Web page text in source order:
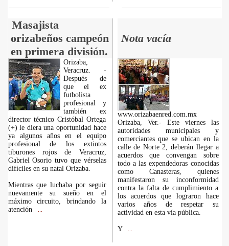
Masajista
orizabeños campeón
en primera división.
Nota vacía
Orizaba,
Veracruz. -
Después de
que el ex
futbolista
profesional y
también ex
director técnico Cristóbal Ortega
(+) le diera una oportunidad hace
ya algunos años en el equipo
profesional de los extintos
tiburones rojos de Veracruz,
Gabriel Osorio tuvo que vérselas
difíciles en su natal Orizaba.
Mientras que luchaba por seguir
nuevamente su sueño en el
máximo circuito, brindando la
atención
www.orizabaenred.com.mx
Orizaba, Ver.- Este viernes las
autoridades municipales y
comerciantes que se ubican en la
calle de Norte 2, deberán llegar a
acuerdos que convengan sobre
todo a las expendedoras conocidas
como Canasteras, quienes
manifestaron su inconformidad
contra la falta de cumplimiento a
los acuerdos que lograron hace
varios años de respetar su
actividad en esta vía pública.
Y